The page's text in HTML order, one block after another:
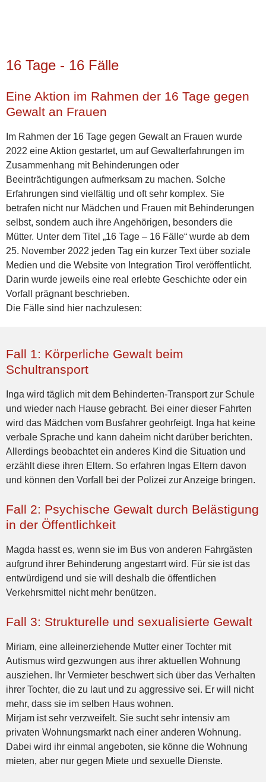
16 Tage - 16 Fälle
Eine Aktion im Rahmen der 16 Tage gegen
Gewalt an Frauen
Im Rahmen der 16 Tage gegen Gewalt an Frauen wurde
2022 eine Aktion gestartet, um auf Gewalterfahrungen im
Zusammenhang mit Behinderungen oder
Beeinträchtigungen aufmerksam zu machen. Solche
Erfahrungen sind vielfältig und oft sehr komplex. Sie
betrafen nicht nur Mädchen und Frauen mit Behinderungen
selbst, sondern auch ihre Angehörigen, besonders die
Mütter. Unter dem Titel „16 Tage – 16 Fälle“ wurde ab dem
25. November 2022 jeden Tag ein kurzer Text über soziale
Medien und die Website von Integration Tirol veröffentlicht.
Darin wurde jeweils eine real erlebte Geschichte oder ein
Vorfall prägnant beschrieben.
Die Fälle sind hier nachzulesen:
Fall 1: Körperliche Gewalt beim
Schultransport
Inga wird täglich mit dem Behinderten-Transport zur Schule
und wieder nach Hause gebracht. Bei einer dieser Fahrten
wird das Mädchen vom Busfahrer geohrfeigt. Inga hat keine
verbale Sprache und kann daheim nicht darüber berichten.
Allerdings beobachtet ein anderes Kind die Situation und
erzählt diese ihren Eltern. So erfahren Ingas Eltern davon
und können den Vorfall bei der Polizei zur Anzeige bringen.
Fall 2: Psychische Gewalt durch Belästigung
in der Öffentlichkeit
Magda hasst es, wenn sie im Bus von anderen Fahrgästen
aufgrund ihrer Behinderung angestarrt wird. Für sie ist das
entwürdigend und sie will deshalb die öffentlichen
Verkehrsmittel nicht mehr benützen.
Fall 3: Strukturelle und sexualisierte Gewalt
Miriam, eine alleinerziehende Mutter einer Tochter mit
Autismus wird gezwungen aus ihrer aktuellen Wohnung
ausziehen. Ihr Vermieter beschwert sich über das Verhalten
ihrer Tochter, die zu laut und zu aggressive sei. Er will nicht
mehr, dass sie im selben Haus wohnen.
Mirjam ist sehr verzweifelt. Sie sucht sehr intensiv am
privaten Wohnungsmarkt nach einer anderen Wohnung.
Dabei wird ihr einmal angeboten, sie könne die Wohnung
mieten, aber nur gegen Miete und sexuelle Dienste.